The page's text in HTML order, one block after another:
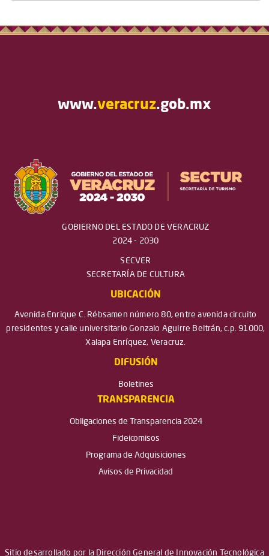
www.veracruz.gob.mx
GOBIERNO DEL ESTADO DE VERACRUZ
2024 - 2030
SECVER
SECRETARÍA DE CULTURA
UBICACIÓN
Avenida Enrique C. Rébsamen número 80, entre avenida circuito
presidentes y calle universitario Gonzalo Aguirre Beltrán, c.p. 91000,
Xalapa Enríquez, Veracruz.
DIFUSIÓN
Boletines
TRANSPARENCIA
Obligaciones de Transparencia 2024
Fideicomisos
Programa de Adquisiciones
Avisos de Privacidad
Sitio desarrollado por la Dirección General de Innovación Tecnológica